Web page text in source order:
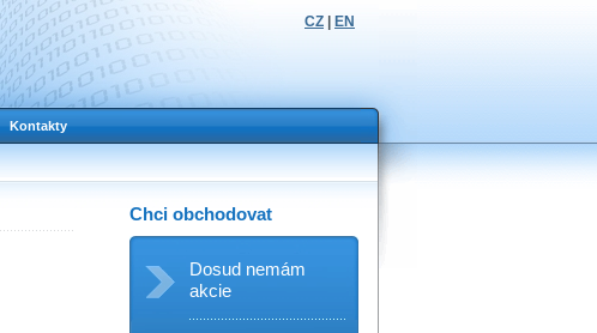
CZ EN
Kontakty
Chci obchodovat
Dosud nemám
akcie